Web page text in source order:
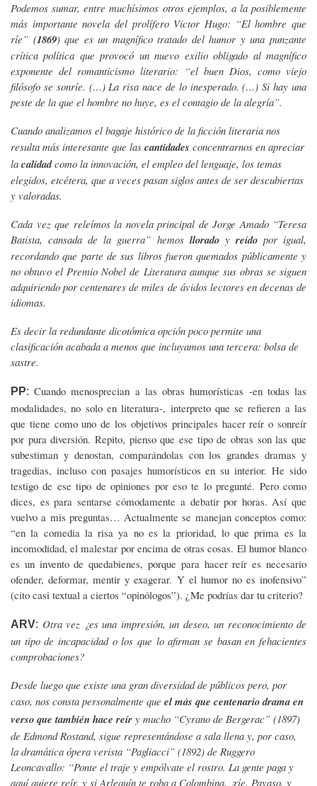
Podemos sumar, entre muchísimos otros ejemplos, a la posiblemente
más importante novela del prolífero Victor Hugo: “El hombre que
ríe” (1869) que es un magnífico tratado del humor y una punzante
crítica política que provocó un nuevo exilio obligado al magnífico
exponente del romanticismo literario: “el buen Dios, como viejo
filósofo se sonríe. (…) La risa nace de lo inesperado. (…) Si hay una
peste de la que el hombre no huye, es el contagio de la alegría”.
Cuando analizamos el bagaje histórico de la ficción literaria nos
resulta más interesante que las cantidades concentrarnos en apreciar
la calidadcomo la innovación, el empleo del lenguaje, los temas
elegidos, etcétera, que a veces pasan siglos antes de ser descubiertas
y valoradas.
Cada vez que releímos la novela principal de Jorge Amado “Teresa
Batista, cansada de la guerra” hemos lloradoyreídopor igual,
recordando que parte de sus libros fueron quemados públicamente y
no obtuvo el Premio Nobel de Literatura aunque sus obras se siguen
adquiriendo por centenares de miles de ávidos lectores en decenas de
idiomas.
Es decir la redundante dicotómica opción poco permite una
clasificación acabada a menos que incluyamos una tercera: bolsa de
sastre.
PP:Cuando menosprecian a las obras humorísticas -en todas las
modalidades, no solo en literatura-, interpreto que se refieren a las
que tiene como uno de los objetivos principales hacer reír o sonreír
por pura diversión. Repito, pienso que ese tipo de obras son las que
subestiman y denostan, comparándolas con los grandes dramas y
tragedias, incluso con pasajes humorísticos en su interior. He sido
testigo de ese tipo de opiniones por eso te lo pregunté. Pero como
dices, es para sentarse cómodamente a debatir por horas. Así que
vuelvo a mis preguntas… Actualmente se manejan conceptos como:
“en la comedia la risa ya no es la prioridad, lo que prima es la
incomodidad, el malestar por encima de otras cosas. El humor blanco
es un invento de quedabienes, porque para hacer reír es necesario
ofender, deformar, mentir y exagerar. Y el humor no es inofensivo”
(cito casi textual a ciertos “opinólogos”). ¿Me podrías dar tu criterio?
ARV: Otra vez ¿es una impresión, un deseo, un reconocimiento de
un tipo de incapacidad o los que lo afirman se basan en fehacientes
comprobaciones?
Desde luego que existe una gran diversidad de públicos pero, por
caso, nos consta personalmente que el más que centenario drama en
verso que también hace reír y mucho “Cyrano de Bergerac” (1897)
de Edmond Rostand, sigue representándose a sala llena y, por caso,
la dramática ópera verista “Pagliacci” (1892) de Ruggero
Leoncavallo: “Ponte el traje y empólvate el rostro. La gente paga y
aquí quiere reír, y si Arlequín te roba a Colombina, ¡ríe, Payaso, y